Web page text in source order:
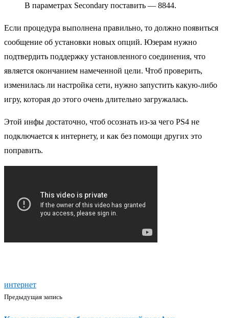
В параметрах Secondary поставить — 8844.
Если процедура выполнена правильно, то должно появиться
сообщение об установки новых опций. Юзерам нужно
подтвердить поддержку установленного соединения, что
является окончанием намеченной цели. Чтоб проверить,
изменилась ли настройка сети, нужно запустить какую-либо
игру, которая до этого очень длительно загружалась.
Этой инфы достаточно, чтоб осознать из-за чего PS4 не
подключается к интернету, и как без помощи других это
поправить.
интернет
Предыдущая запись